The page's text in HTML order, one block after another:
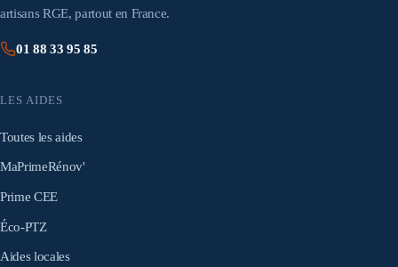
artisans RGE, partout en France.
01 88 33 95 85
LES AIDES
Toutes les aides
MaPrimeRénov'
Prime CEE
Éco-PTZ
Aides locales